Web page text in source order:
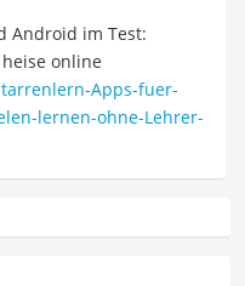
Android im Test:
online
Apps-fuer-
lernen-ohne-Lehrer-